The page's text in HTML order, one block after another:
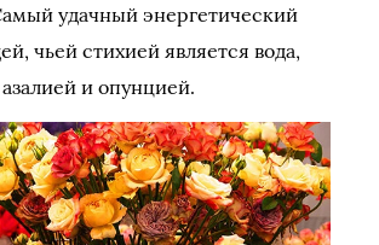
удачный энергетический
чьей стихией является вода,
и опунцией.